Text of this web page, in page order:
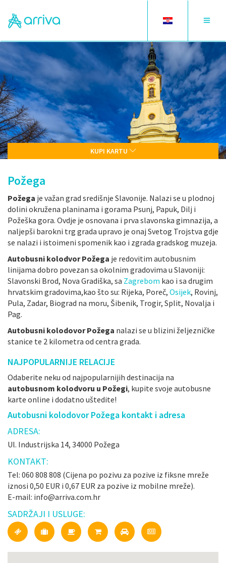
Toggle
Toggle
KUPI KARTU
Požega
Požega je važan grad središnje Slavonije. Nalazi se u plodnoj
dolini okružena planinama i gorama Psunj, Papuk, Dilj i
Požeška gora. Ovdje je osnovana i prva slavonska gimnazija, a
naljepši barokni trg grada upravo je onaj Svetog Trojstva gdje
se nalazi i istoimeni spomenik kao i zgrada gradskog muzeja.
Autobusni kolodvor Požega je redovitim autobusnim
linijama dobro povezan sa okolnim gradovima u Slavoniji:
Slavonski Brod, Nova Gradiška, sa Zagrebom kao i sa drugim
hrvatskim gradovima,kao što su: Rijeka, Poreč, Osijek, Rovinj,
Pula, Zadar, Biograd na moru, Šibenik, Trogir, Split, Novalja i
Pag.
Autobusni kolodovor Požega nalazi se u blizini željezničke
stanice te 2 kilometra od centra grada.
NAJPOPULARNIJE RELACIJE
Odaberite neku od najpopularnijih destinacija na
autobusnom kolodvoru u Požegi, kupite svoje autobusne
karte online i dodatno uštedite!
Autobusni kolodovor Požega kontakt i adresa
ADRESA:
Ul. Industrijska 14, 34000 Požega
KONTAKT:
Tel: 060 808 808 (Cijena po pozivu za pozive iz fiksne mreže
iznosi 0,50 EUR i 0,67 EUR za pozive iz mobilne mreže).
E-mail: info@arriva.com.hr
SADRŽAJI I USLUGE: